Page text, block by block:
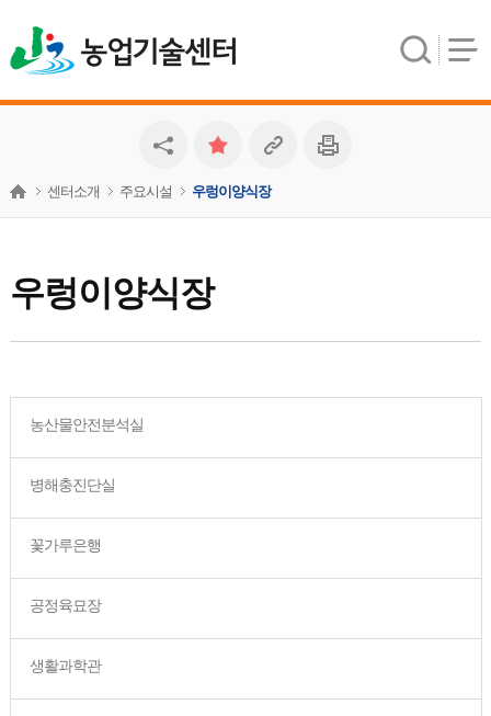
농업기술센터
우렁이양식장
센터소개 주요시설 우렁이양식장
농산물안전분석실
병해충진단실
꽃가루은행
공정육묘장
생활과학관